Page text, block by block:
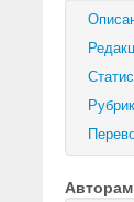
Авторам